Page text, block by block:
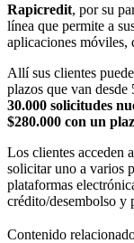
Rapicredit, por su
línea que permite a
aplicaciones móviles,
Allí sus clientes
plazos que van desde
30.000 solicitudes
$280.000 con un
Los clientes acceden
solicitar uno a varios
plataformas
crédito/desembolso y
Contenido